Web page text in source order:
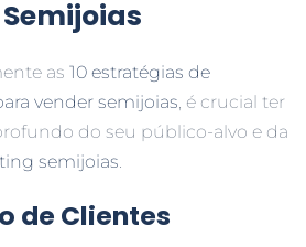
as 10 estratégias de
vender semijoias, é crucial ter
do seu público-alvo e da
semijoias.
de Clientes